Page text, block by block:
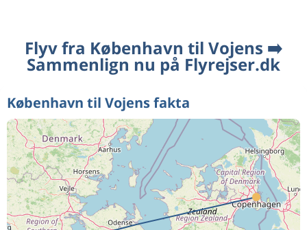
Flyv fra København til Vojens ➡️
Sammenlign nu på Flyrejser.dk
København til Vojens fakta